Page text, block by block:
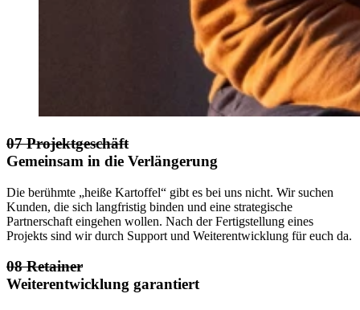
07 Projektgeschäft
Gemeinsam in die Verlängerung
Die berühmte „heiße Kartoffel“ gibt es bei uns nicht. Wir suchen
Kunden, die sich langfristig binden und eine strategische
Partnerschaft eingehen wollen. Nach der Fertigstellung eines
Projekts sind wir durch Support und Weiterentwicklung für euch da.
08 Retainer
Weiterentwicklung garantiert